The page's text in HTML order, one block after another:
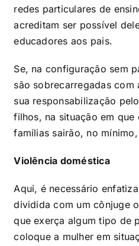
redes particulares de
acreditam ser possível
educadores aos pais.
Se, na configuração sem
são sobrecarregadas com
sua responsabilização
filhos, na situação em que
famílias sairão, no
Violência doméstica
Aqui, é necessário
dividida com um cônjuge
que exerça algum tipo de
coloque a mulher em